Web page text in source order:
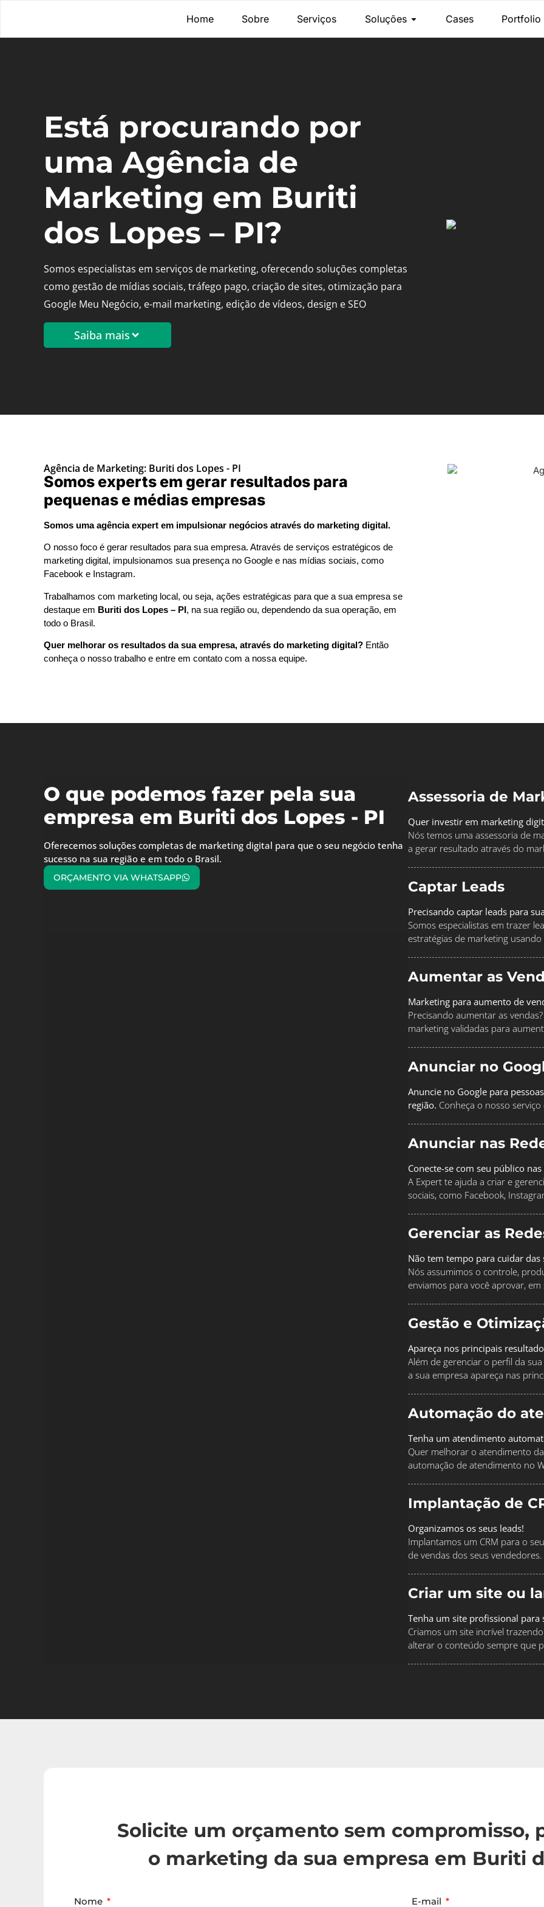
Home Sobre Serviços Soluções Cases Portfolio
Está procurando por
uma Agência de
Marketing em Buriti
dos Lopes – PI?
Somos especialistas em serviços de marketing, oferecendo soluções completas
como gestão de mídias sociais, tráfego pago, criação de sites, otimização para
Google Meu Negócio, e-mail marketing, edição de vídeos, design e SEO
Saiba mais
Agência de Marketing: Buriti dos Lopes - PI
Somos experts em gerar resultados para
pequenas e médias empresas
Somos uma agência expert em impulsionar negócios através do marketing digital.
O nosso foco é gerar resultados para sua empresa. Através de serviços estratégicos de
marketing digital, impulsionamos sua presença no Google e nas mídias sociais, como
Facebook e Instagram.
Trabalhamos com marketing local, ou seja, ações estratégicas para que a sua empresa se
destaque em Buriti dos Lopes – PI, na sua região ou, dependendo da sua operação, em
todo o Brasil.
Quer melhorar os resultados da sua empresa, através do marketing digital? Então
conheça o nosso trabalho e entre em contato com a nossa equipe.
O que podemos fazer pela sua
empresa em Buriti dos Lopes - PI
Oferecemos soluções completas de marketing digital para que o seu negócio tenha
sucesso na sua região e em todo o Brasil.
ORÇAMENTO VIA WHATSAPP
Assessoria de
Quer investir em marketing
Nós temos uma assessoria de
a gerar resultado através do
Captar Leads
Precisando captar leads para
Somos especialistas em trazer
estratégias de marketing usando
Aumentar as
Marketing para aumento de
Precisando aumentar as
marketing validadas para
Anunciar no
Anuncie no Google para
região. Conheça o nosso
Anunciar nas
Conecte-se com seu público
A Expert te ajuda a criar e
sociais, como Facebook,
Gerenciar as
Não tem tempo para cuidar das
Nós assumimos o controle,
enviamos para você aprovar,
Gestão e
Apareça nos principais
Além de gerenciar o perfil da
a sua empresa apareça nas
Automação do
Tenha um atendimento
Quer melhorar o atendimento
automação de atendimento no
Implantação de
Organizamos os seus leads!
Implantamos um CRM para o
de vendas dos seus vendedores.
Criar um site ou
Tenha um site profissional para
Criamos um site incrível
alterar o conteúdo sempre que
Solicite um orçamento sem compromisso,
o marketing da sua empresa em Buriti
Nome E-mail